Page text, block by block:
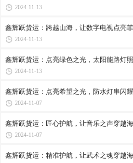
2024-11-13
鑫辉跃货运：跨越山海，让数字电视点亮
2024-11-13
鑫辉跃货运：点亮绿色之光，太阳能路灯
2024-11-13
鑫辉跃货运：点亮希望之光，防水灯串闪
2024-11-07
鑫辉跃货运：匠心护航，让音乐之声穿越
2024-11-07
鑫辉跃货运：精准护航，让武术之魂穿越